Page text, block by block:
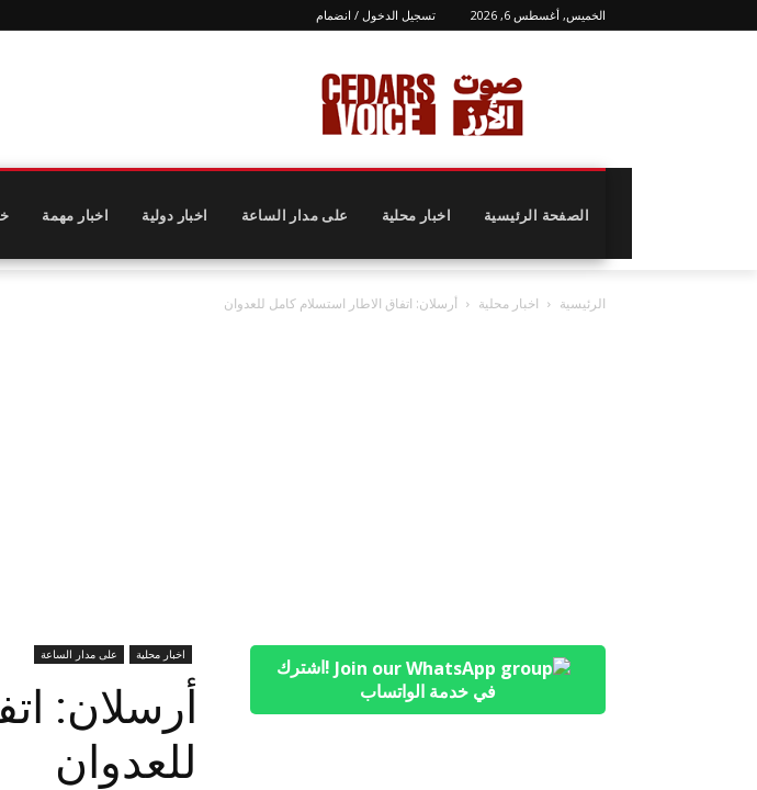
الخميس, أغسطس 6, 2026 تسجيل الدخول / انضمام
الصفحة الرئيسية اخبار محلية على مدار الساعة اخبار دولية اخبار مهمة
الرئيسية اخبار محلية أرسلان: اتفاق الاطار استسلام كامل للعدوان
اخبار محلية على مدار الساعة
أرسلان:
للعدوان
!اشترك
في خدمة الواتساب